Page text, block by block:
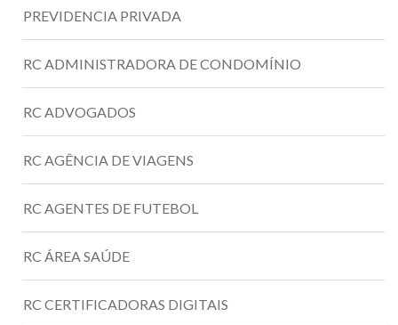
PREVIDENCIA PRIVADA
RC ADMINISTRADORA DE CONDOMÍNIO
RC ADVOGADOS
RC AGÊNCIA DE VIAGENS
RC AGENTES DE FUTEBOL
RC ÁREA SAÚDE
RC CERTIFICADORAS DIGITAIS